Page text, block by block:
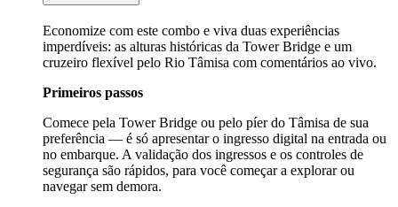
Economize com este combo e viva duas experiências
imperdíveis: as alturas históricas da Tower Bridge e um
cruzeiro flexível pelo Rio Tâmisa com comentários ao vivo.
Primeiros passos
Comece pela Tower Bridge ou pelo píer do Tâmisa de sua
preferência — é só apresentar o ingresso digital na entrada ou
no embarque. A validação dos ingressos e os controles de
segurança são rápidos, para você começar a explorar ou
navegar sem demora.